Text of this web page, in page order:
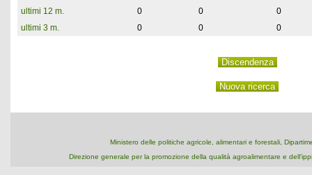
ultimi 12 m.
0 0
0
ultimi 3 m.
0 0 0
Ministero delle politiche agricole, alimentari e forestali,
Direzione generale per la promozione della qualità agroalimentare e